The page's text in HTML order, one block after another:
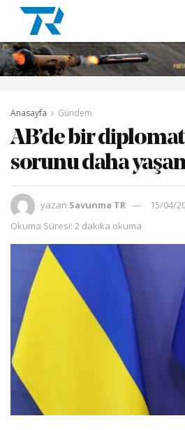
Anasayfa Gündem
AB’de bir
sorunu daha
yazan Savunma TR
15/04/
Okuma Süresi: 2 dakika okuma